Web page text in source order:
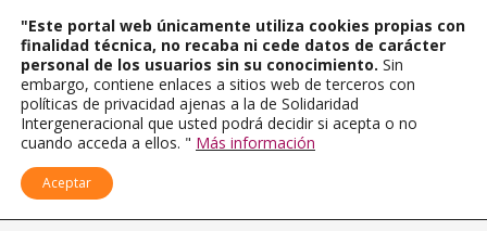
"Este portal web únicamente utiliza cookies propias con
finalidad técnica, no recaba ni cede datos de carácter
personal de los usuarios sin su conocimiento. Sin
embargo, contiene enlaces a sitios web de terceros con
políticas de privacidad ajenas a la de Solidaridad
Intergeneracional que usted podrá decidir si acepta o no
cuando acceda a ellos. " Más información
Aceptar